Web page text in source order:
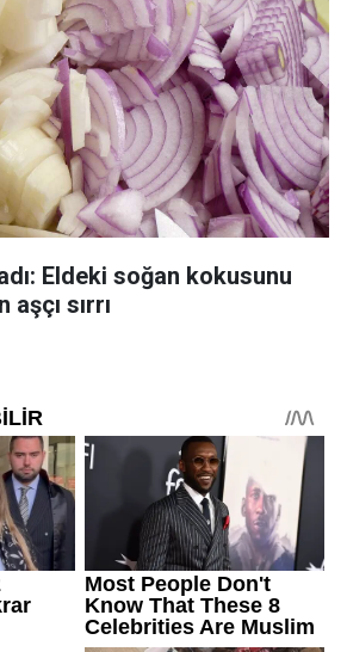
Eldeki soğan kokusunu
sırrı